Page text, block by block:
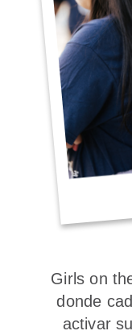
Girls on
donde
activar